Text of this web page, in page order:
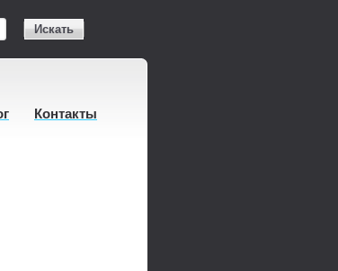
Искать
Контакты